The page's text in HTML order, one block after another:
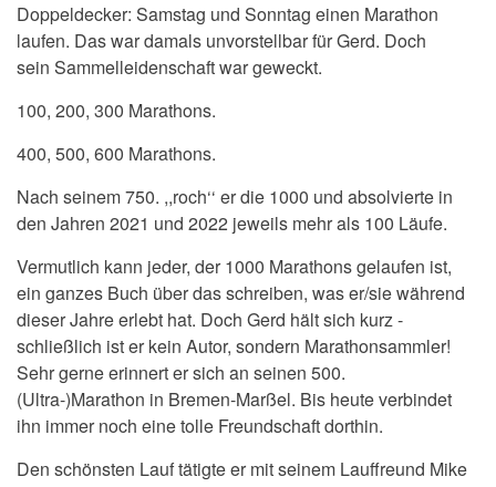
Doppeldecker: Samstag und Sonntag einen Marathon
laufen. Das war damals unvorstellbar für Gerd. Doch
sein Sammelleidenschaft war geweckt.
100, 200, 300 Marathons.
400, 500, 600 Marathons.
Nach seinem 750. ,,roch‘‘ er die 1000 und absolvierte in
den Jahren 2021 und 2022 jeweils mehr als 100 Läufe.
Vermutlich kann jeder, der 1000 Marathons gelaufen ist,
ein ganzes Buch über das schreiben, was er/sie während
dieser Jahre erlebt hat. Doch Gerd hält sich kurz -
schließlich ist er kein Autor, sondern Marathonsammler!
Sehr gerne erinnert er sich an seinen 500.
(Ultra-)Marathon in Bremen-Marßel. Bis heute verbindet
ihn immer noch eine tolle Freundschaft dorthin.
Den schönsten Lauf tätigte er mit seinem Lauffreund Mike